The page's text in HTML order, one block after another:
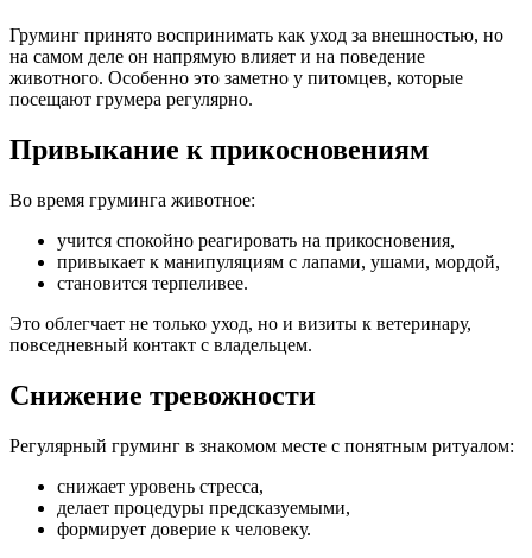
Груминг принято воспринимать как уход за внешностью, но
на самом деле он напрямую влияет и на поведение
животного. Особенно это заметно у питомцев, которые
посещают грумера регулярно.
Привыкание к прикосновениям
Во время груминга животное:
учится спокойно реагировать на прикосновения,
привыкает к манипуляциям с лапами, ушами, мордой,
становится терпеливее.
Это облегчает не только уход, но и визиты к ветеринару,
повседневный контакт с владельцем.
Снижение тревожности
Регулярный груминг в знакомом месте с понятным ритуалом:
снижает уровень стресса,
делает процедуры предсказуемыми,
формирует доверие к человеку.